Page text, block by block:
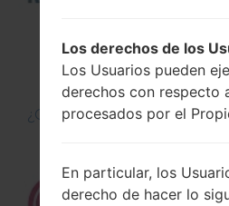
¿Cómo hacer Reinicio
Los derechos de los
Los Usuarios pueden
derechos con respecto
procesados por el
En particular, los
derecho de hacer lo